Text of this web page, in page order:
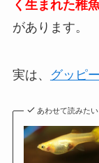
く生まれた稚
があります。
実は、 グッピ
あわせて読みたい